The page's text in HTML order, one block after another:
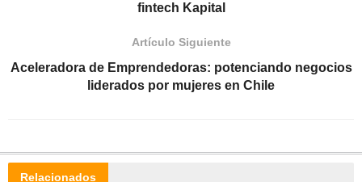
fintech Kapital
Artículo Siguiente
Aceleradora de Emprendedoras: potenciando negocios
liderados por mujeres en Chile
Relacionados